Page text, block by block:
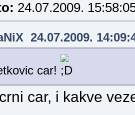
24.07.2009.
24.07.2009.
car!
car, i kakve